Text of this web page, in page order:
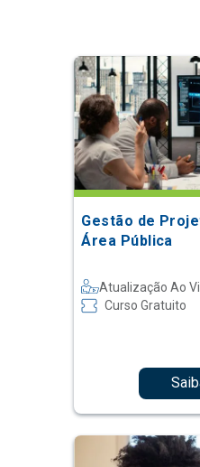
Gestão de
Área Pública
Atualização Ao
Curso Gratuito